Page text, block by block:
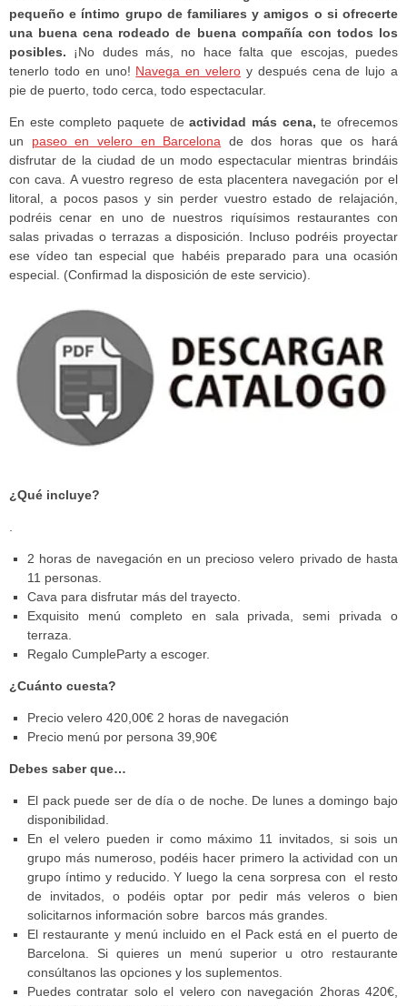
pequeño e íntimo grupo de familiares y amigos o si ofrecerte
una buena cena rodeado de buena compañía con todos los
posibles. ¡No dudes más, no hace falta que escojas, puedes
tenerlo todo en uno! Navega en velero y después cena de lujo a
pie de puerto, todo cerca, todo espectacular.
En este completo paquete deactividad más cena, te ofrecemos
un paseo en velero en Barcelona de dos horas que os hará
disfrutar de la ciudad de un modo espectacular mientras brindáis
con cava. A vuestro regreso de esta placentera navegación por el
litoral, a pocos pasos y sin perder vuestro estado de relajación,
podréis cenar en uno de nuestros riquísimos restaurantes con
salas privadas o terrazas a disposición. Incluso podréis proyectar
ese vídeo tan especial que habéis preparado para una ocasión
especial. (Confirmad la disposición de este servicio).
¿Qué incluye?
.
2 horas de navegación en un precioso velero privado de hasta
11 personas.
Cava para disfrutar más del trayecto.
Exquisito menú completo en sala privada, semi privada o
terraza.
Regalo CumpleParty a escoger.
¿Cuánto cuesta?
Precio velero 420,00€ 2 horas de navegación
Precio menú por persona 39,90€
Debes saber que…
El pack puede ser de día o de noche. De lunes a domingo bajo
disponibilidad.
En el velero pueden ir como máximo 11 invitados, si sois un
grupo más numeroso, podéis hacer primero la actividad con un
grupo íntimo y reducido. Y luego la cena sorpresa con el resto
de invitados, o podéis optar por pedir más veleros o bien
solicitarnos información sobre barcos más grandes.
El restaurante y menú incluido en el Pack está en el puerto de
Barcelona. Si quieres un menú superior u otro restaurante
consúltanos las opciones y los suplementos.
Puedes contratar solo el velero con navegación 2horas 420€,